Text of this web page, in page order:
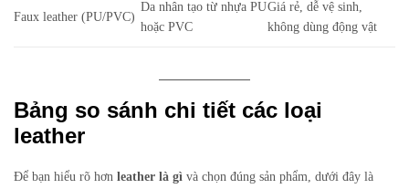
Faux leather (PU/PVC)
Da nhân tạo từ nhựa PU
hoặc PVC
Giá rẻ, dễ vệ sinh,
không dùng động vật
Bảng so sánh chi tiết các loại
leather
Để bạn hiểu rõ hơn leather là gì và chọn đúng sản phẩm, dưới đây là